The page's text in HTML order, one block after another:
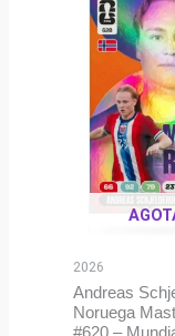
2026
Andreas
Noruega